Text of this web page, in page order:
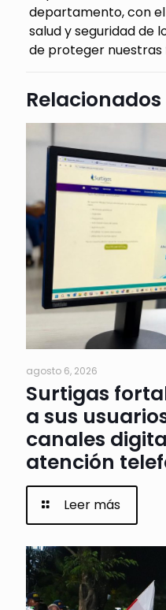
departamento, con
salud y seguridad de
de proteger nuestras
Relacionados
agosto 6, 2026
Surtigas
a sus
canales
atención
Leer más